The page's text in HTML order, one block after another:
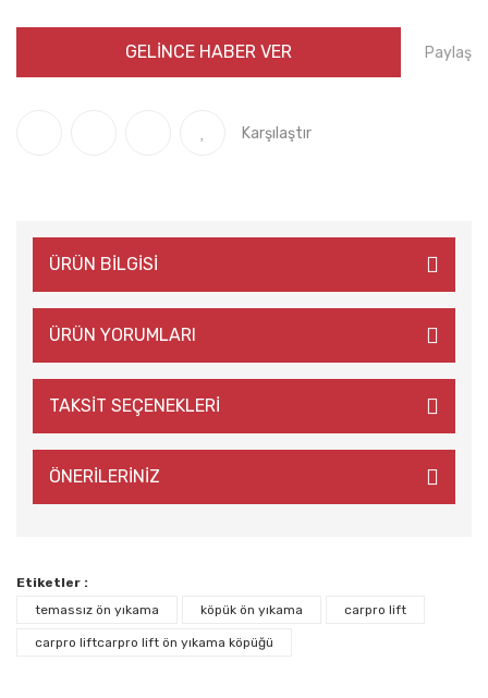
GELİNCE HABER VER Paylaş
Karşılaştır
ÜRÜN BİLGİSİ
ÜRÜN YORUMLARI
TAKSİT SEÇENEKLERİ
ÖNERİLERİNİZ
Etiketler :
temassız ön yıkama
köpük ön yıkama carpro lift
carpro liftcarpro lift ön yıkama köpüğü